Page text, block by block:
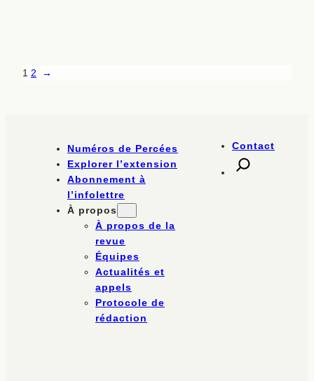
1 2 →
Numéros de Percées
Explorer l’extension
Abonnement à
l’infolettre
À propos
À propos de la
revue
Équipes
Actualités et
appels
Protocole de
rédaction
Contact